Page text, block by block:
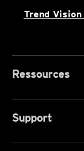
Trend
Ressources
Support